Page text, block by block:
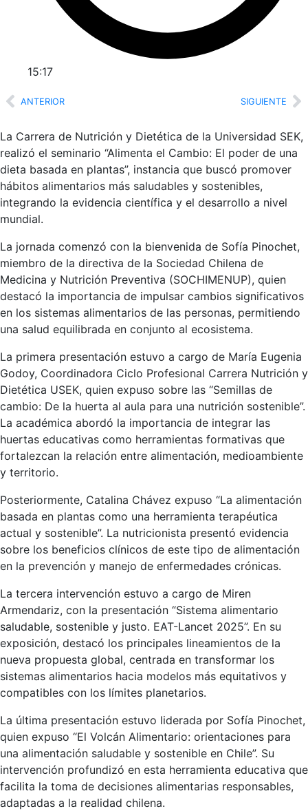
15:17
ANTERIOR SIGUIENTE
La Carrera de Nutrición y Dietética de la Universidad SEK,
realizó el seminario “Alimenta el Cambio: El poder de una
dieta basada en plantas”, instancia que buscó promover
hábitos alimentarios más saludables y sostenibles,
integrando la evidencia científica y el desarrollo a nivel
mundial.
La jornada comenzó con la bienvenida de Sofía Pinochet,
miembro de la directiva de la Sociedad Chilena de
Medicina y Nutrición Preventiva (SOCHIMENUP), quien
destacó la importancia de impulsar cambios significativos
en los sistemas alimentarios de las personas, permitiendo
una salud equilibrada en conjunto al ecosistema.
La primera presentación estuvo a cargo de María Eugenia
Godoy, Coordinadora Ciclo Profesional Carrera Nutrición y
Dietética USEK, quien expuso sobre las “Semillas de
cambio: De la huerta al aula para una nutrición sostenible”.
La académica abordó la importancia de integrar las
huertas educativas como herramientas formativas que
fortalezcan la relación entre alimentación, medioambiente
y territorio.
Posteriormente, Catalina Chávez expuso “La alimentación
basada en plantas como una herramienta terapéutica
actual y sostenible”. La nutricionista presentó evidencia
sobre los beneficios clínicos de este tipo de alimentación
en la prevención y manejo de enfermedades crónicas.
La tercera intervención estuvo a cargo de Miren
Armendariz, con la presentación “Sistema alimentario
saludable, sostenible y justo. EAT-Lancet 2025”. En su
exposición, destacó los principales lineamientos de la
nueva propuesta global, centrada en transformar los
sistemas alimentarios hacia modelos más equitativos y
compatibles con los límites planetarios.
La última presentación estuvo liderada por Sofía Pinochet,
quien expuso “El Volcán Alimentario: orientaciones para
una alimentación saludable y sostenible en Chile”. Su
intervención profundizó en esta herramienta educativa que
facilita la toma de decisiones alimentarias responsables,
adaptadas a la realidad chilena.